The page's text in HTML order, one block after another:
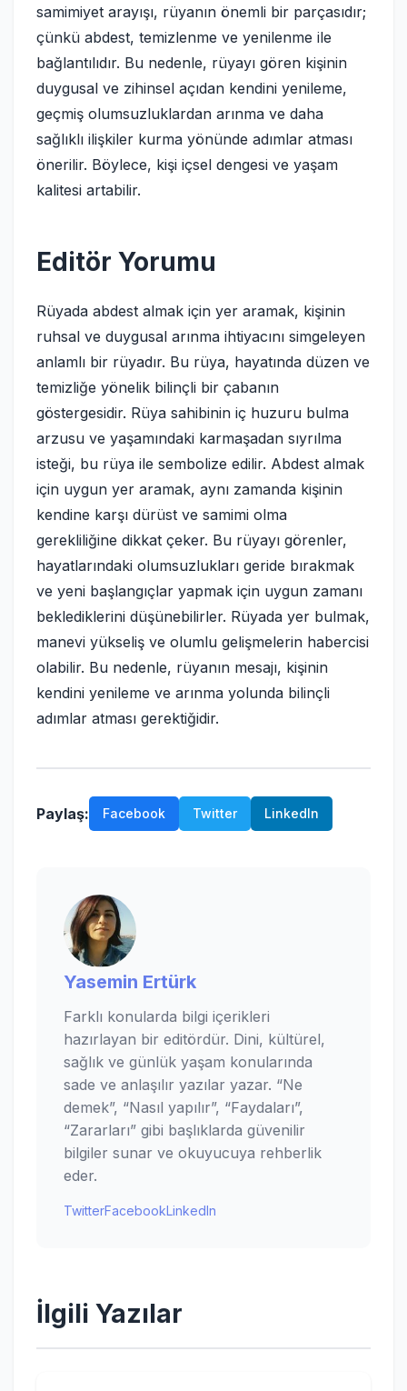
samimiyet arayışı, rüyanın önemli bir parçasıdır;
çünkü abdest, temizlenme ve yenilenme ile
bağlantılıdır. Bu nedenle, rüyayı gören kişinin
duygusal ve zihinsel açıdan kendini yenileme,
geçmiş olumsuzluklardan arınma ve daha
sağlıklı ilişkiler kurma yönünde adımlar atması
önerilir. Böylece, kişi içsel dengesi ve yaşam
kalitesi artabilir.
Editör Yorumu
Rüyada abdest almak için yer aramak, kişinin
ruhsal ve duygusal arınma ihtiyacını simgeleyen
anlamlı bir rüyadır. Bu rüya, hayatında düzen ve
temizliğe yönelik bilinçli bir çabanın
göstergesidir. Rüya sahibinin iç huzuru bulma
arzusu ve yaşamındaki karmaşadan sıyrılma
isteği, bu rüya ile sembolize edilir. Abdest almak
için uygun yer aramak, aynı zamanda kişinin
kendine karşı dürüst ve samimi olma
gerekliliğine dikkat çeker. Bu rüyayı görenler,
hayatlarındaki olumsuzlukları geride bırakmak
ve yeni başlangıçlar yapmak için uygun zamanı
beklediklerini düşünebilirler. Rüyada yer bulmak,
manevi yükseliş ve olumlu gelişmelerin habercisi
olabilir. Bu nedenle, rüyanın mesajı, kişinin
kendini yenileme ve arınma yolunda bilinçli
adımlar atması gerektiğidir.
Paylaş: Facebook Twitter LinkedIn
Yasemin Ertürk
Farklı konularda bilgi içerikleri
hazırlayan bir editördür. Dini, kültürel,
sağlık ve günlük yaşam konularında
sade ve anlaşılır yazılar yazar. “Ne
demek”, “Nasıl yapılır”, “Faydaları”,
“Zararları” gibi başlıklarda güvenilir
bilgiler sunar ve okuyucuya rehberlik
eder.
TwitterFacebookLinkedIn
İlgili Yazılar